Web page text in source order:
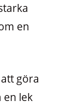
en
göra
en lek